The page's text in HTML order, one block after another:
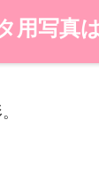
用写真